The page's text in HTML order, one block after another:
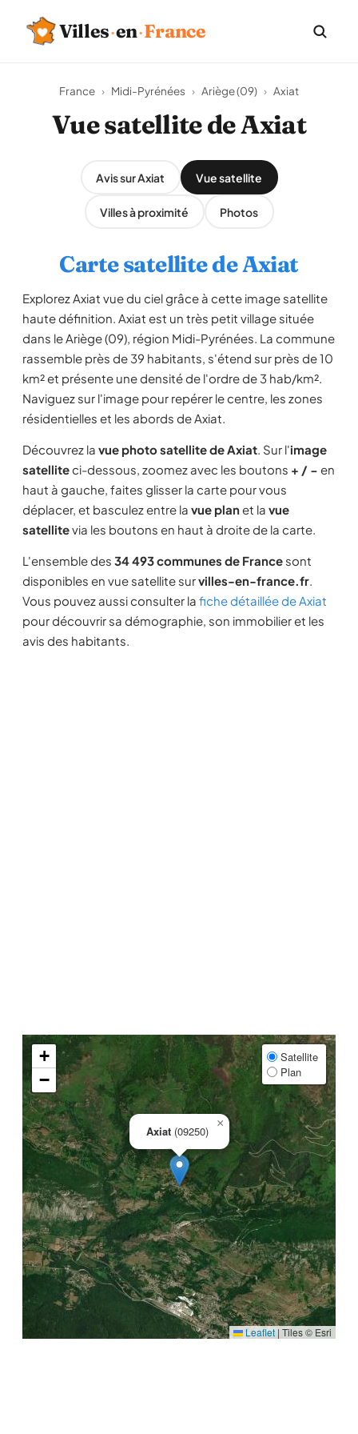
Villes·en·France
France › Midi-Pyrénées › Ariège (09) › Axiat
Vue satellite de Axiat
Avis sur Axiat Vue satellite
Villes à proximité Photos
Carte satellite de Axiat
Explorez Axiat vue du ciel grâce à cette image satellite
haute définition. Axiat est un très petit village située
dans le Ariège (09), région Midi-Pyrénées. La commune
rassemble près de 39 habitants, s'étend sur près de 10
km² et présente une densité de l'ordre de 3 hab/km².
Naviguez sur l'image pour repérer le centre, les zones
résidentielles et les abords de Axiat.
Découvrez la vue photo satellite de Axiat. Sur l'image
satelliteci-dessous, zoomez avec les boutons + / − en
haut à gauche, faites glisser la carte pour vous
déplacer, et basculez entre la vue planet la vue
satellitevia les boutons en haut à droite de la carte.
L'ensemble des 34 493 communes de France sont
disponibles en vue satellite survilles-en-france.fr.
Vous pouvez aussi consulter la fiche détaillée de Axiat
pour découvrir sa démographie, son immobilier et les
avis des habitants.
Axiat (09250)
×
+
−
Satellite
Plan
Leaflet | Tiles © Esri